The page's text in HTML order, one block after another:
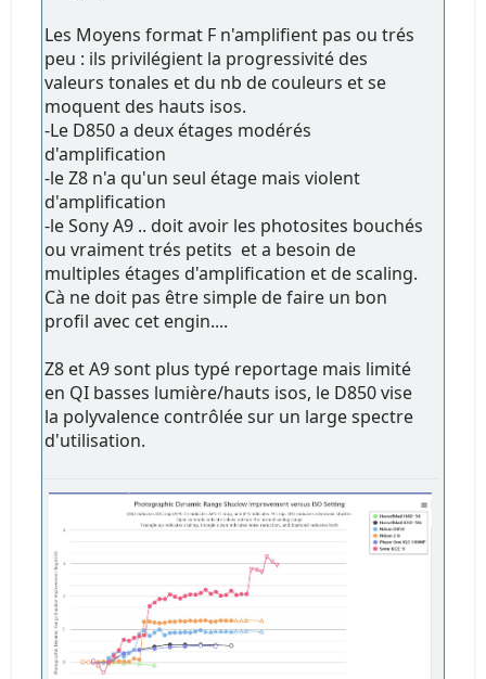
Les Moyens format F n'amplifient pas ou trés
peu : ils privilégient la progressivité des
valeurs tonales et du nb de couleurs et se
moquent des hauts isos.
-Le D850 a deux étages modérés
d'amplification
-le Z8 n'a qu'un seul étage mais violent
d'amplification
-le Sony A9 .. doit avoir les photosites bouchés
ou vraiment trés petits et a besoin de
multiples étages d'amplification et de scaling.
Cà ne doit pas être simple de faire un bon
profil avec cet engin....
Z8 et A9 sont plus typé reportage mais limité
en QI basses lumière/hauts isos, le D850 vise
la polyvalence contrôlée sur un large spectre
d'utilisation.